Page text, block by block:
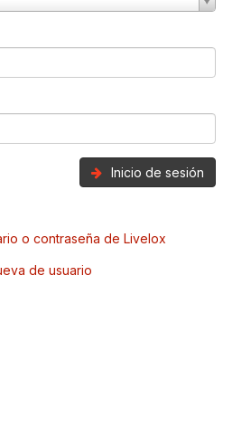
Inicio de sesión
o contraseña de Livelox
de usuario